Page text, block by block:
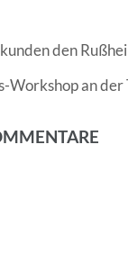
den
Workshop an der